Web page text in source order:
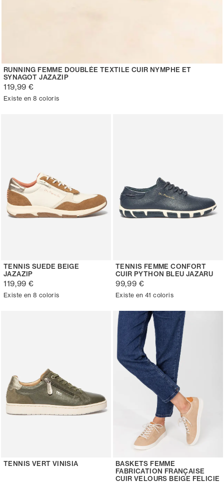
RUNNING FEMME DOUBLÉE TEXTILE CUIR NYMPHE ET
SYNAGOT JAZAZIP
119,99 €
Existe en 8 coloris
TENNIS SUEDE BEIGE
JAZAZIP
119,99 €
Existe en 8 coloris
TENNIS FEMME CONFORT
CUIR PYTHON BLEU JAZARU
99,99 €
Existe en 41 coloris
TENNIS VERT VINISIA
BASKETS FEMME
FABRICATION FRANÇAISE
CUIR VELOURS BEIGE FELICIE